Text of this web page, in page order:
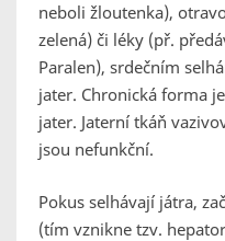
neboli žloutenka),
zelená) či léky (př.
Paralen), srdečním
jater. Chronická forma
jater. Jaterní tkáň
jsou nefunkční.
Pokus selhávají játra,
(tím vznikne tzv.